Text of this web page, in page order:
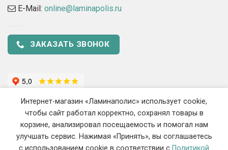
E-Mail: online@laminapolis.ru
ЗАКАЗАТЬ ЗВОНОК
Интернет-магазин «Ламинаполис» использует cookie,
чтобы сайт работал корректно, сохранял товары в
корзине, анализировал посещаемость и помогал нам
улучшать сервис. Нажимая «Принять», вы соглашаетесь
с использованием cookie в соответствии с Политикой